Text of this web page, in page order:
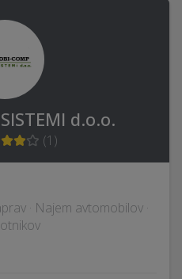
d.o.o.
(1 )
· Najem avtomobilov ·